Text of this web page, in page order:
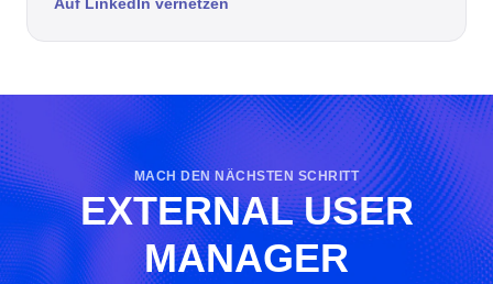
Auf LinkedIn vernetzen
MACH DEN NÄCHSTEN SCHRITT
EXTERNAL USER
MANAGER